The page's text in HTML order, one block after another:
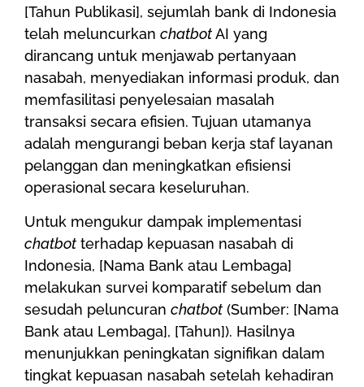
[Tahun Publikasi], sejumlah bank di Indonesia
telah meluncurkan chatbotAI yang
dirancang untuk menjawab pertanyaan
nasabah, menyediakan informasi produk, dan
memfasilitasi penyelesaian masalah
transaksi secara efisien. Tujuan utamanya
adalah mengurangi beban kerja staf layanan
pelanggan dan meningkatkan efisiensi
operasional secara keseluruhan.
Untuk mengukur dampak implementasi
chatbot terhadap kepuasan nasabah di
Indonesia, [Nama Bank atau Lembaga]
melakukan survei komparatif sebelum dan
sesudah peluncuran chatbot (Sumber: [Nama
Bank atau Lembaga], [Tahun]). Hasilnya
menunjukkan peningkatan signifikan dalam
tingkat kepuasan nasabah setelah kehadiran